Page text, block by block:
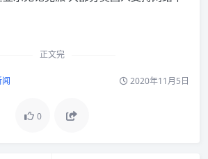
正文完
2020年11月5日
0